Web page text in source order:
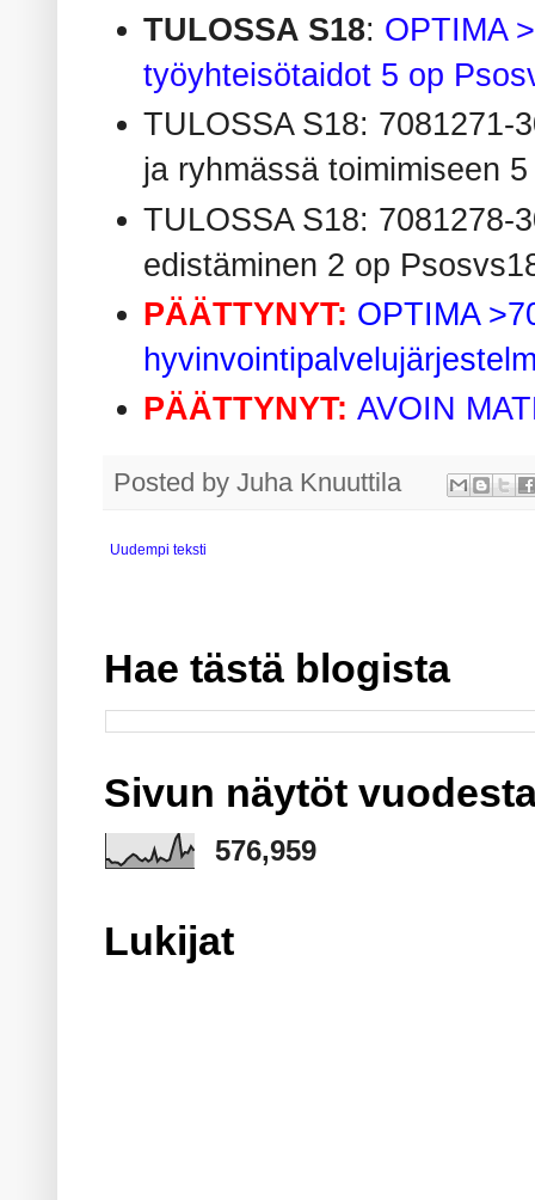
TULOSSA S18: OPTIMA
työyhteisötaidot 5 op
TULOSSA S18: 7081271-
ja ryhmässä toimimiseen
TULOSSA S18: 7081278-
edistäminen 2 op
PÄÄTTYNYT: OPTIMA
PÄÄTTYNYT: AVOIN
Posted byJuha Knuuttila
Uudempi teksti
Hae tästä blogista
Sivun näytöt
576,959
Lukijat